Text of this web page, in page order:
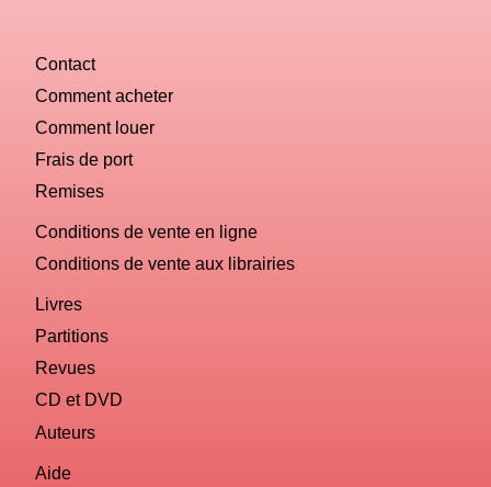
Contact
Comment acheter
Comment louer
Frais de port
Remises
Conditions de vente en ligne
Conditions de vente aux librairies
Livres
Partitions
Revues
CD et DVD
Auteurs
Aide